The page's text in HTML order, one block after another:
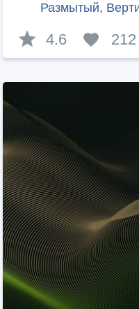
Размытый,
4.6 212